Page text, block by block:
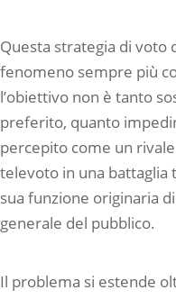
Questa strategia di voto
fenomeno sempre più
l’obiettivo non è tanto
preferito, quanto
percepito come un
televoto in una battaglia
sua funzione originaria
generale del pubblico.
Il problema si estende